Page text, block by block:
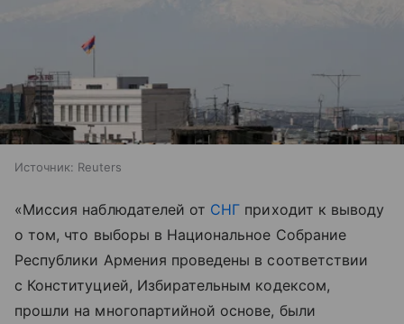
Источник: Reuters
«Миссия наблюдателей от СНГ приходит к выводу
о том, что выборы в Национальное Собрание
Республики Армения проведены в соответствии
с Конституцией, Избирательным кодексом,
прошли на многопартийной основе, были